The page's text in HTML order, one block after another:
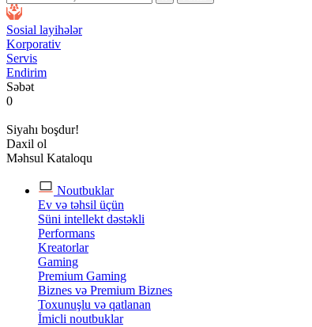
Sosial layihələr
Korporativ
Servis
Endirim
Səbət
0
Siyahı boşdur!
Daxil ol
Məhsul Kataloqu
Noutbuklar
Ev və təhsil üçün
Süni intellekt dəstəkli
Performans
Kreatorlar
Gaming
Premium Gaming
Biznes və Premium Biznes
Toxunuşlu və qatlanan
İmicli noutbuklar